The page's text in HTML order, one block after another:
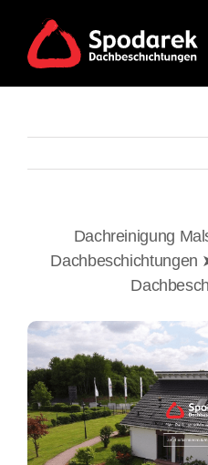
content
Dachreinigung
Dachbeschichtungen